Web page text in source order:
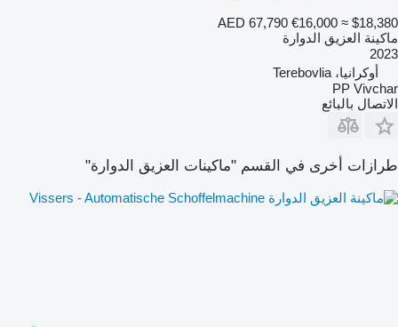
AED 67,790 €16,000 ≈ $18,380
ماكينة العزيق الدوارة
2023
أوكرانيا، Terebovlia
PP Vivchar
الاتصال بالبائع
طرازات أخرى في القسم "ماكينات العزيق الدوارة"